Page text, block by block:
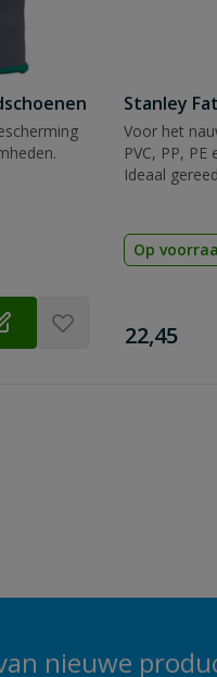
Stanley
Voor het
PVC, PP,
Ideaal
Op
€
22,45
nieuwe